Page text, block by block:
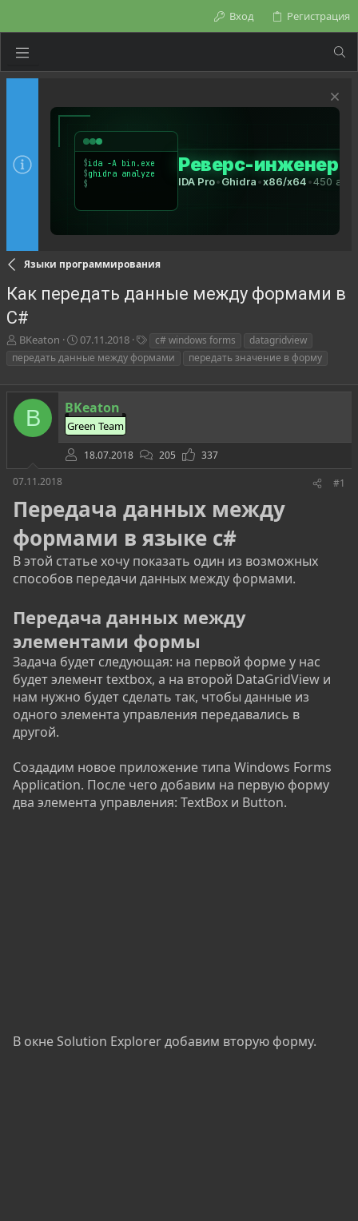
Вход Регистрация
Языки программирования
Как передать данные между формами в
C#
А
в
о
р
м
BKeaton
Д
а
а
н
а
ч
а
л
а
07.11.2018
е
и
c# windows forms
datagridview
передать данные между формами
передать значение в форму
B BKeaton
Green Team
18.07.2018 205
337
07.11.2018
#1
Передача данных между
формами в языке c#
В этой статье хочу показать один из возможных
способов передачи данных между формами.
Передача данных между
элементами формы
Задача будет следующая: на первой форме у нас
будет элемент textbox, а на второй DataGridView и
нам нужно будет сделать так, чтобы данные из
одного элемента управления передавались в
другой.
Создадим новое приложение типа Windows Forms
Application. После чего добавим на первую форму
два элемента управления: TextBox и Button.
В окне Solution Explorer добавим вторую форму.